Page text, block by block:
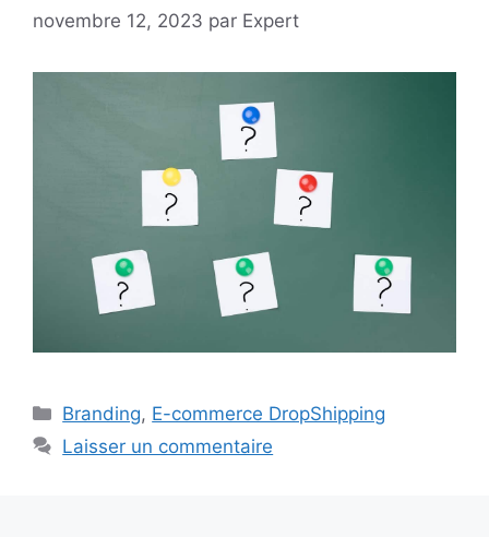
novembre 12, 2023 par Expert
Catégories
Branding, E-commerce DropShipping
Laisser un commentaire